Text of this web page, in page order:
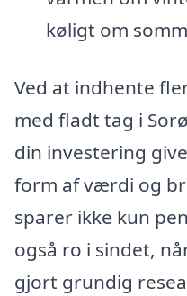
køligt om
Ved at indhente
med fladt tag i
din investering
form af værdi og
sparer ikke kun
også ro i sindet,
gjort grundig